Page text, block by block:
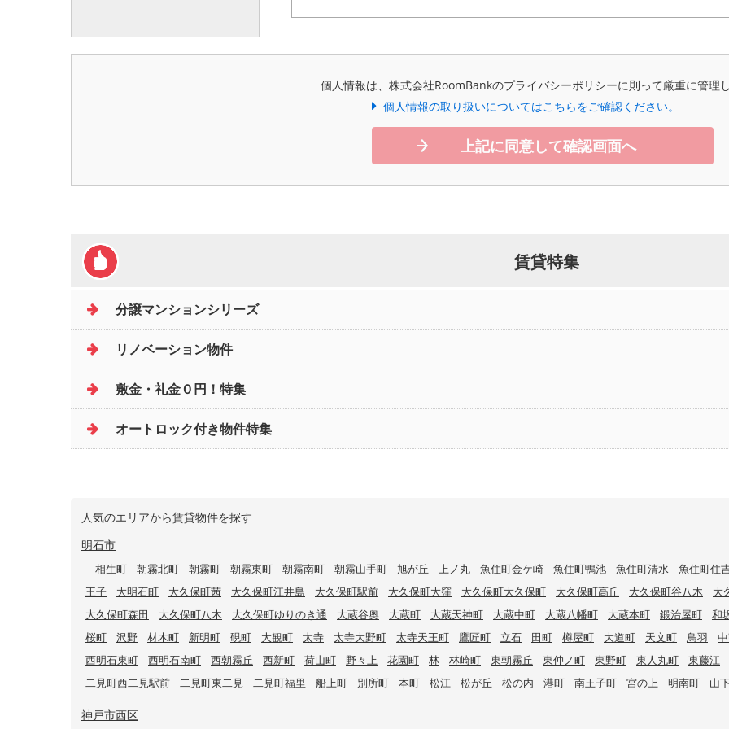
個人情報は、株式会社RoomBankのプライバシーポリシーに則って厳重に管理
個人情報の取り扱いについてはこちらをご確認ください。
上記に同意して確認画面へ
賃貸特集
分譲マンションシリーズ
リノベーション物件
敷金・礼金０円！特集
オートロック付き物件特集
人気のエリアから賃貸物件を探す
明石市
相生町 朝霧北町 朝霧町 朝霧東町 朝霧南町 朝霧山手町 旭が丘 上ノ丸 魚住町金ケ崎 魚住町鴨池 魚住町清水
魚住町住
王子
大明石町 大久保町茜 大久保町江井島 大久保町駅前 大久保町大窪 大久保町大久保町 大久保町高丘 大久保町谷八木
大
大久保町森田
大久保町八木 大久保町ゆりのき通 大蔵谷奥 大蔵町 大蔵天神町 大蔵中町 大蔵八幡町 大蔵本町 鍛治屋町
和
桜町
沢野 材木町 新明町 硯町 大観町 太寺 太寺大野町 太寺天王町 鷹匠町 立石 田町 樽屋町 大道町 天文町 鳥羽
西明石東町
西明石南町 西朝霧丘 西新町 荷山町 野々上 花園町 林 林崎町 東朝霧丘 東仲ノ町 東野町 東人丸町
東藤江
二見町西二見駅前
二見町東二見 二見町福里 船上町 別所町 本町 松江 松が丘 松の内 港町 南王子町 宮の上 明南町 山
神戸市西区